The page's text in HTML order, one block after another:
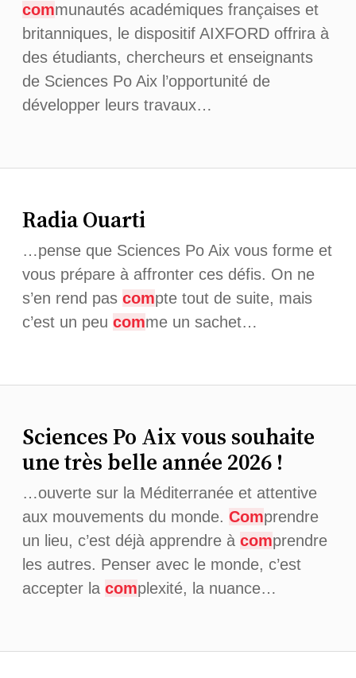
communautés académiques françaises et
britanniques, le dispositif AIXFORD offrira à
des étudiants, chercheurs et enseignants
de Sciences Po Aix l’opportunité de
développer leurs travaux…
Radia Ouarti
…pense que Sciences Po Aix vous forme et
vous prépare à affronter ces défis. On ne
s’en rend pas compte tout de suite, mais
c’est un peu comme un sachet…
Sciences Po Aix vous souhaite
une très belle année 2026 !
…ouverte sur la Méditerranée et attentive
aux mouvements du monde. Comprendre
un lieu, c’est déjà apprendre à comprendre
les autres. Penser avec le monde, c’est
accepter la complexité, la nuance…